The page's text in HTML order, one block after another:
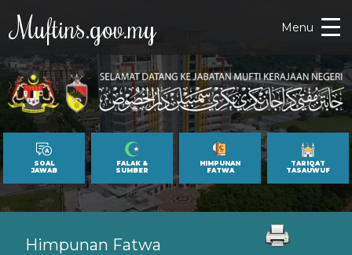
Muftins.gov.my Menu
SOAL
JAWAB
FALAK &
SUMBER
HIMPUNAN
FATWA
TARIQAT
TASAUWUF
Himpunan Fatwa